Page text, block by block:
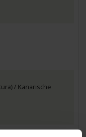
/ Kanarische